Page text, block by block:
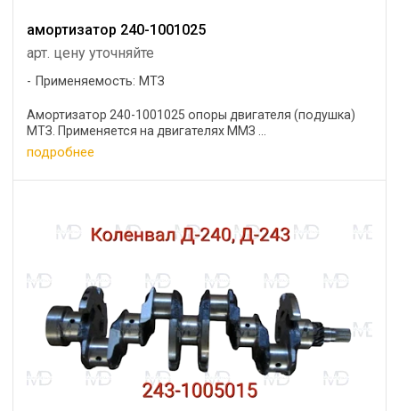
амортизатор 240-1001025
арт. цену уточняйте
Применяемость: МТЗ
Амортизатор 240-1001025 опоры двигателя (подушка)
МТЗ. Применяется на двигателях ММЗ ...
подробнее